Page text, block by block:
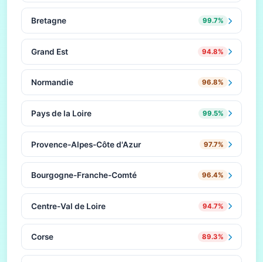
Bretagne 99.7%
Grand Est 94.8%
Normandie 96.8%
Pays de la Loire 99.5%
Provence-Alpes-Côte d'Azur 97.7%
Bourgogne-Franche-Comté 96.4%
Centre-Val de Loire 94.7%
Corse 89.3%